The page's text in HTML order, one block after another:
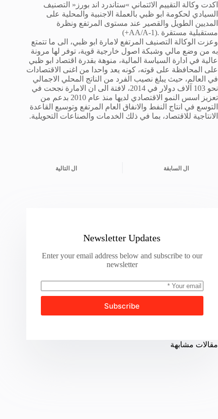
اكدت وكالة التقييم الائتماني »ستاندرد اند بورز« التصنيف
السيادي لحكومة ابو ظبي بالعملة الاجنبية والمحلية على
المديين الطويل والقصير عند مستوى المرتفع ونظرة
مستقبلية مستقرة (+AA/A-1).
وعزت الوكالة التصنيف المرتفع لامارة ابو ظبي، الى ما تتمتع
به من وضع مالي وشبكة اصول خارجية قوية، توفر لها مرونة
عالية في ادارة السياسة المالية، منوهة بقدرة اقتصاد ابو ظبي
على المحافظة على قوته، كونه يعد واحدا من اغنى الاقتصادات
في العالم، حيث يبلغ نصيب الفرد من الناتج المحلي الاجمالي
نحو 103 آلاف دولار في 2014، لافتة الى ان الامارة نجحت في
تعزيز اسس النمو الاقتصادي لديها منذ عام 2010 بدعم من
التوسع في انتاج النفط والانفاق العام المرتفع وتوسيع القاعدة
الانتاجية للاقتصاد، بما في ذلك الخدمات والصناعات التحويلية.
ال السابقة ال التالية
Newsletter Updates
Enter your email address below and subscribe to our
newsletter
Subscribe
مقالات مشابهة